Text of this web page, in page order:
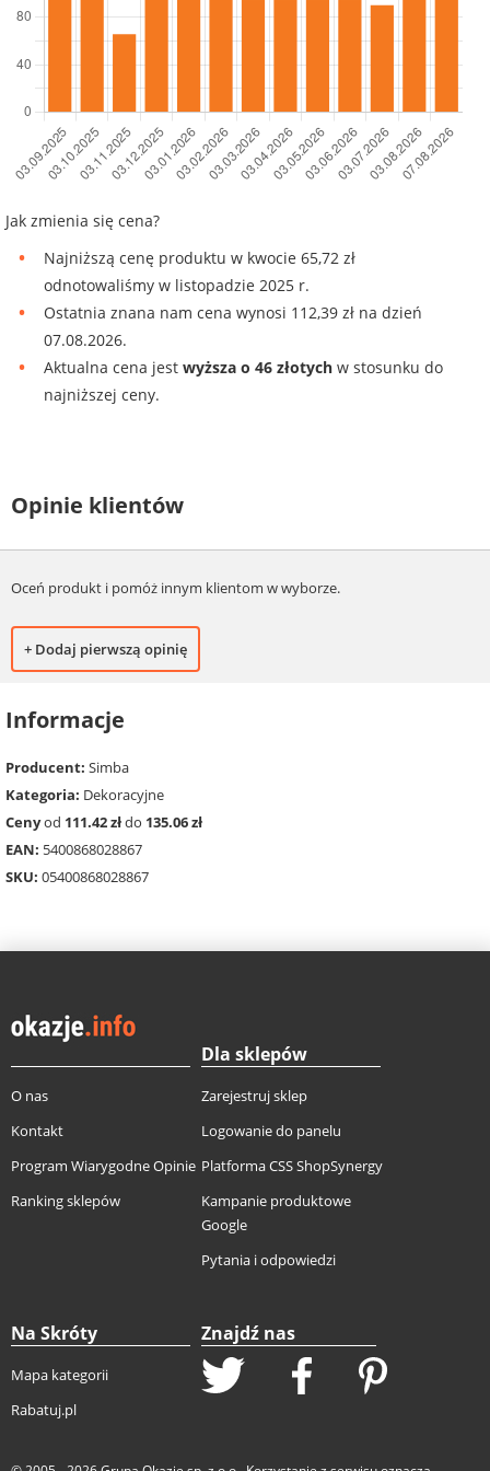
Jak zmienia się cena?
Najniższą cenę produktu w kwocie 65,72 zł
odnotowaliśmy w listopadzie 2025 r.
Ostatnia znana nam cena wynosi 112,39 zł na dzień
07.08.2026.
Aktualna cena jest wyższa o 46 złotych w stosunku do
najniższej ceny.
Opinie klientów
Oceń produkt i pomóż innym klientom w wyborze.
+ Dodaj pierwszą opinię
Informacje
Producent: Simba
Kategoria: Dekoracyjne
Cenyod 111.42 złdo 135.06 zł
EAN: 5400868028867
SKU: 05400868028867
O nas
Kontakt
Program Wiarygodne Opinie
Ranking sklepów
Dla sklepów
Zarejestruj sklep
Logowanie do panelu
Platforma CSS ShopSynergy
Kampanie produktowe
Google
Pytania i odpowiedzi
Na Skróty
Mapa kategorii
Rabatuj.pl
Znajdź nas